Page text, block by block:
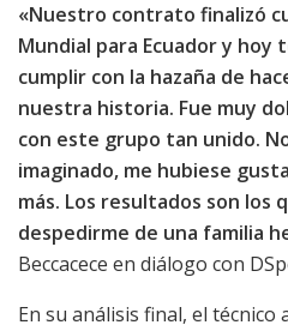
«Nuestro contrato finalizó
Mundial para Ecuador y hoy
cumplir con la hazaña de
nuestra historia. Fue muy
con este grupo tan unido.
imaginado, me hubiese
más. Los resultados son los
despedirme de una familia
Beccacece en diálogo con
En su análisis final, el